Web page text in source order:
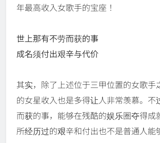
年最高收入女歌手的宝座！
世上那有不劳而获的事
成名须付出艰辛与代价
其实，除了上述位于三甲位置的女歌手
的女星收入也是多得让人非常羡慕。不
而获的事，能够在残酷的娱乐圈夺得成
所经历过的艰辛和付出也不是普通人能